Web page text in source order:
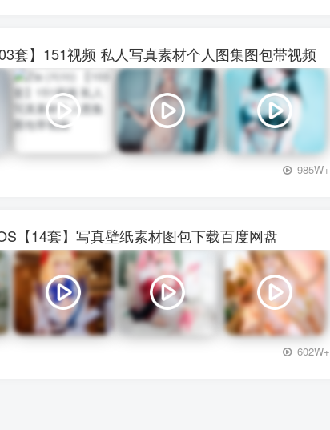
套】151视频 私人写真素材个人图集图包带视频
+3
985W+
【14套】写真壁纸素材图包下载百度网盘
602W+